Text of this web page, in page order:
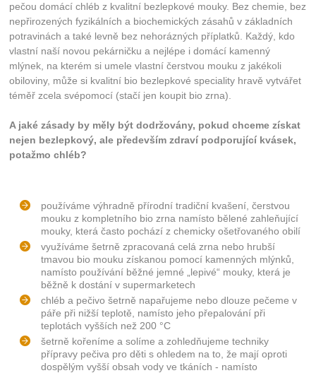
pečou domácí chléb z kvalitní bezlepkové mouky. Bez chemie, bez
nepřirozených fyzikálních a biochemických zásahů v základních
potravinách a také levně bez nehorázných příplatků. Každý, kdo
vlastní naší novou pekárničku a nejlépe i domácí kamenný
mlýnek, na kterém si umele vlastní čerstvou mouku z jakékoli
obiloviny, může si kvalitní bio bezlepkové speciality hravě vytvářet
téměř zcela svépomocí (stačí jen koupit bio zrna).
A jaké zásady by měly být dodržovány, pokud chceme získat
nejen bezlepkový, ale především zdraví podporující kvásek,
potažmo chléb?
používáme výhradně přírodní tradiční kvašení, čerstvou
mouku z kompletního bio zrna namísto bělené zahleňující
mouky, která často pochází z chemicky ošetřovaného obilí
využíváme šetrně zpracovaná celá zrna nebo hrubší
tmavou bio mouku získanou pomocí kamenných mlýnků,
namísto používání běžné jemné „lepivé“ mouky, která je
běžně k dostání v supermarketech
chléb a pečivo šetrně napařujeme nebo dlouze pečeme v
páře při nižší teplotě, namísto jeho přepalování při
teplotách vyšších než 200 °C
šetrně kořeníme a solíme a zohledňujeme techniky
přípravy pečiva pro děti s ohledem na to, že mají oproti
dospělým vyšší obsah vody ve tkáních - namísto